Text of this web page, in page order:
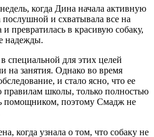
когда Дина начала активную
и схватывала все на
и превратилась в красивую собаку,
надежды.
специальной для этих целей
на занятия. Однако во время
и стало ясно, что ее
правилам школы, только полностью
помощником, поэтому Смадж не
когда узнала о том, что собаку не